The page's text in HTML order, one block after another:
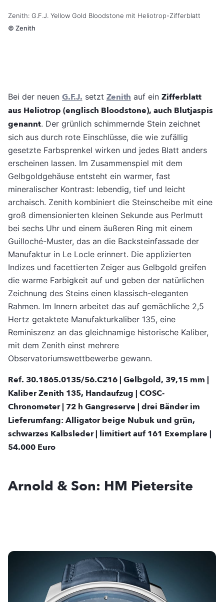
Zenith: G.F.J. Yellow Gold Bloodstone mit Heliotrop-Zifferblatt
© Zenith
Bei der neuen G.F.J. setzt Zenith auf einZifferblatt
aus Heliotrop (englisch Bloodstone), auch Blutjaspis
genannt. Der grünlich schimmernde Stein zeichnet
sich aus durch rote Einschlüsse, die wie zufällig
gesetzte Farbsprenkel wirken und jedes Blatt anders
erscheinen lassen. Im Zusammenspiel mit dem
Gelbgoldgehäuse entsteht ein warmer, fast
mineralischer Kontrast: lebendig, tief und leicht
archaisch. Zenith kombiniert die Steinscheibe mit eine
groß dimensionierten kleinen Sekunde aus Perlmutt
bei sechs Uhr und einem äußeren Ring mit einem
Guilloché-Muster, das an die Backsteinfassade der
Manufaktur in Le Locle erinnert. Die applizierten
Indizes und facettierten Zeiger aus Gelbgold greifen
die warme Farbigkeit auf und geben der natürlichen
Zeichnung des Steins einen klassisch-eleganten
Rahmen. Im Innern arbeitet das auf gemächliche 2,5
Hertz getaktete Manufakturkaliber 135, eine
Reminiszenz an das gleichnamige historische Kaliber,
mit dem Zenith einst mehrere
Observatoriumswettbewerbe gewann.
Ref. 30.1865.0135/56.C216 | Gelbgold, 39,15 mm |
Kaliber Zenith 135, Handaufzug | COSC-
Chronometer | 72 h Gangreserve | drei Bänder im
Lieferumfang: Alligator beige Nubuk und grün,
schwarzes Kalbsleder | limitiert auf 161 Exemplare |
54.000 Euro
Arnold & Son: HM Pietersite